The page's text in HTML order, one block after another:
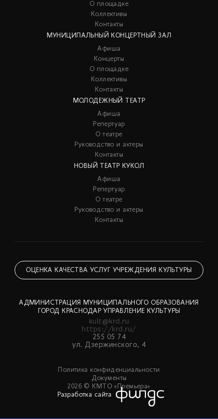
О площадке
Коллективы
Контакты
МУНИЦИПАЛЬНЫЙ КОНЦЕРТНЫЙ ЗАЛ
Афиша
Концерты
О площадке
Коллективы
Контакты
МОЛОДЕЖНЫЙ ТЕАТР
Афиша
Репертуар
О театре
Руководство и актеры
Контакты
НОВЫЙ ТЕАТР КУКОЛ
Афиша
Репертуар
О театре
Руководство и актеры
Контакты
ОЦЕНКА КАЧЕСТВА УСЛУГ УЧРЕЖДЕНИЯ КУЛЬТУРЫ
АДМИНИСТРАЦИЯ МУНИЦИПАЛЬНОГО ОБРАЗОВАНИЯ
ГОРОД КРАСНОДАР УПРАВЛЕНИЕ КУЛЬТУРЫ
kult@krd.ru
https://krd.ru/
255 05 74
ул. Дзержинского, 4
Политика конфиденциальности
Документы
2026 © КМТО «Премьера»
Разработка сайта